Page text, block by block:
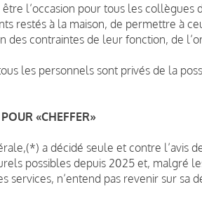
être l’occasion pour tous les
restés à la maison, de permettre à
des contraintes de leur fonction, de
les personnels sont privés de la
«CHEFFER»
a décidé seule et contre l’avis
possibles depuis 2025 et, malgré
services, n’entend pas revenir sur sa